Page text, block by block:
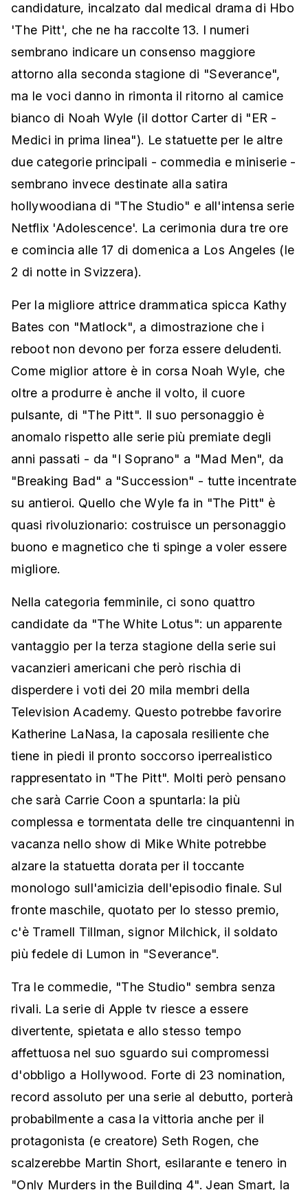
candidature, incalzato dal medical drama di Hbo
'The Pitt', che ne ha raccolte 13. I numeri
sembrano indicare un consenso maggiore
attorno alla seconda stagione di "Severance",
ma le voci danno in rimonta il ritorno al camice
bianco di Noah Wyle (il dottor Carter di "ER -
Medici in prima linea"). Le statuette per le altre
due categorie principali - commedia e miniserie -
sembrano invece destinate alla satira
hollywoodiana di "The Studio" e all'intensa serie
Netflix 'Adolescence'. La cerimonia dura tre ore
e comincia alle 17 di domenica a Los Angeles (le
2 di notte in Svizzera).
Per la migliore attrice drammatica spicca Kathy
Bates con "Matlock", a dimostrazione che i
reboot non devono per forza essere deludenti.
Come miglior attore è in corsa Noah Wyle, che
oltre a produrre è anche il volto, il cuore
pulsante, di "The Pitt". Il suo personaggio è
anomalo rispetto alle serie più premiate degli
anni passati - da "I Soprano" a "Mad Men", da
"Breaking Bad" a "Succession" - tutte incentrate
su antieroi. Quello che Wyle fa in "The Pitt" è
quasi rivoluzionario: costruisce un personaggio
buono e magnetico che ti spinge a voler essere
migliore.
Nella categoria femminile, ci sono quattro
candidate da "The White Lotus": un apparente
vantaggio per la terza stagione della serie sui
vacanzieri americani che però rischia di
disperdere i voti dei 20 mila membri della
Television Academy. Questo potrebbe favorire
Katherine LaNasa, la caposala resiliente che
tiene in piedi il pronto soccorso iperrealistico
rappresentato in "The Pitt". Molti però pensano
che sarà Carrie Coon a spuntarla: la più
complessa e tormentata delle tre cinquantenni in
vacanza nello show di Mike White potrebbe
alzare la statuetta dorata per il toccante
monologo sull'amicizia dell'episodio finale. Sul
fronte maschile, quotato per lo stesso premio,
c'è Tramell Tillman, signor Milchick, il soldato
più fedele di Lumon in "Severance".
Tra le commedie, "The Studio" sembra senza
rivali. La serie di Apple tv riesce a essere
divertente, spietata e allo stesso tempo
affettuosa nel suo sguardo sui compromessi
d'obbligo a Hollywood. Forte di 23 nomination,
record assoluto per una serie al debutto, porterà
probabilmente a casa la vittoria anche per il
protagonista (e creatore) Seth Rogen, che
scalzerebbe Martin Short, esilarante e tenero in
"Only Murders in the Building 4". Jean Smart, la